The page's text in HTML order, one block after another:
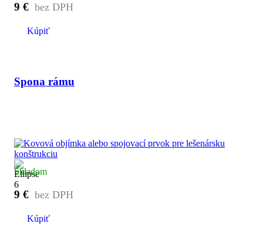
9 €
Kúpiť
Spona rámu
Skladom
9 €
Kúpiť